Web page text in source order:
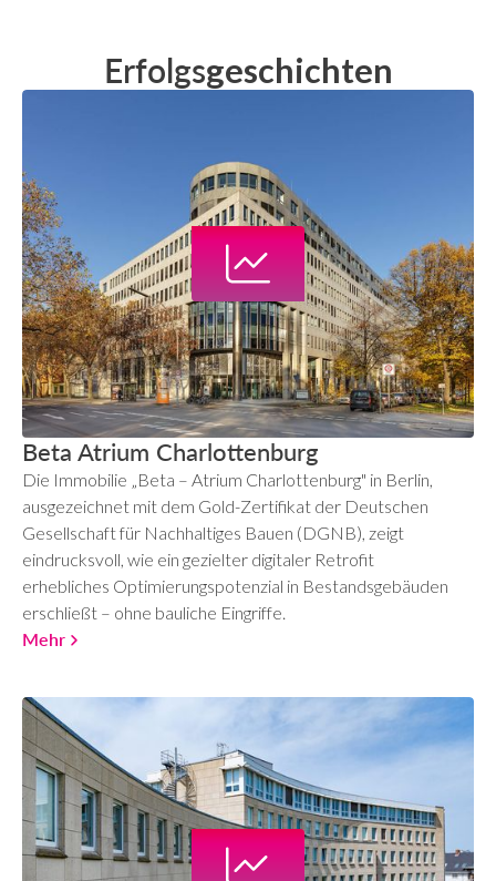
Erfolgsgeschichten
Beta Atrium Charlottenburg
Die Immobilie „Beta – Atrium Charlottenburg" in Berlin,
ausgezeichnet mit dem Gold-Zertifikat der Deutschen
Gesellschaft für Nachhaltiges Bauen (DGNB), zeigt
eindrucksvoll, wie ein gezielter digitaler Retrofit
erhebliches Optimierungspotenzial in Bestandsgebäuden
erschließt – ohne bauliche Eingriffe.
Mehr